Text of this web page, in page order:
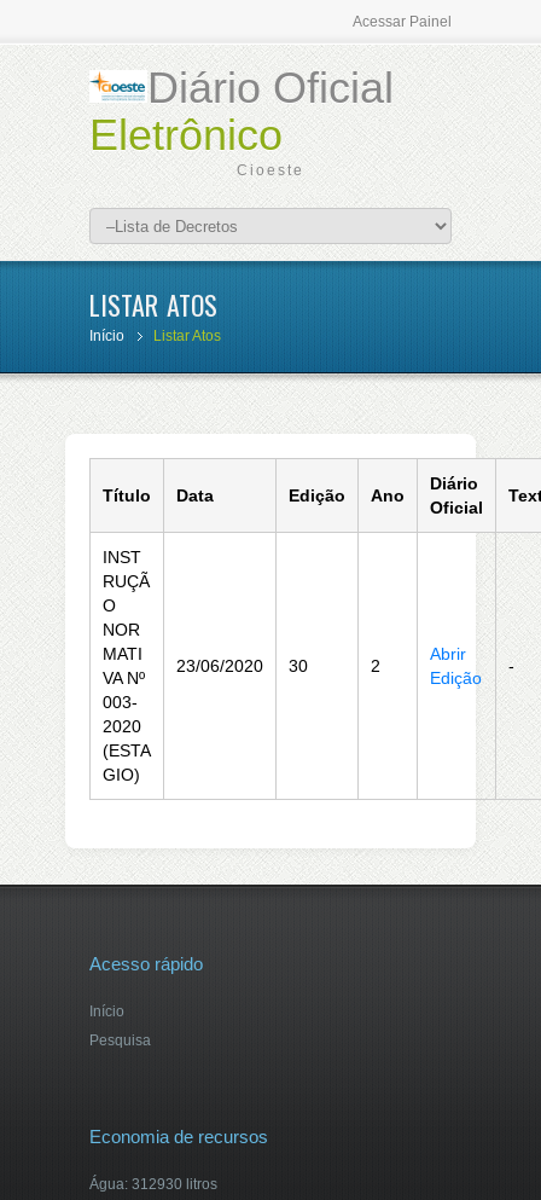
Acessar Painel
Diário Oficial
Eletrônico
Cioeste
LISTAR ATOS
Início Listar Atos
Título Data Edição Ano
Diário
Oficial
INST
RUÇÃ
O
NOR
MATI
VA Nº
003-
2020
(ESTA
GIO)
23/06/2020 30 2
Abrir
Edição
-
Acesso rápido
Início
Pesquisa
Economia de recursos
Água: 312930 litros